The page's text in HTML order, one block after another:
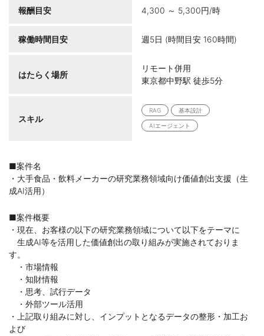
報酬目安 4,300 ～ 5,300円/時
稼働時間目安 週5日 (時間目安 160時間)
はたらく場所
リモート併用
東京都中野駅 徒歩5分
スキル
RAG 基本設計
AIエージェント
■案件名
・大手食品・飲料メーカーの研究業務領域向け価値創出支援（生
成AI活用）
■案件概要
・現在、お客様の以下の研究業務領域について以下をテーマに
生成AI等を活用した価値創出の取り組みが実施されておりま
す。
・市場情報
・知財情報
・思考、試行データ
・外部ツール活用
・上記取り組みに対し、インプットとなるデータの整形・加工お
よび